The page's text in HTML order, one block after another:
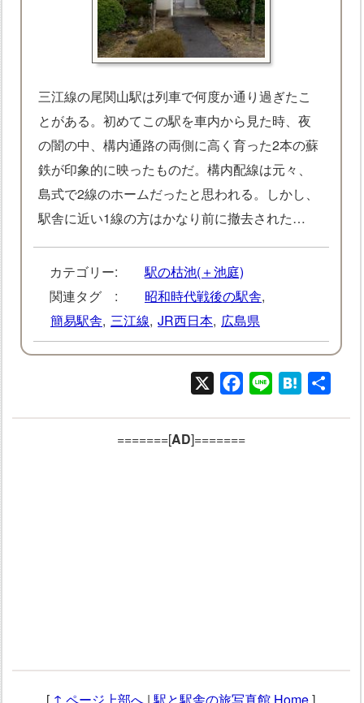
三江線の尾関山駅は列車で何度か通り過ぎたこ
とがある。初めてこの駅を車内から見た時、夜
の闇の中、構内通路の両側に高く育った2本の蘇
鉄が印象的に映ったものだ。構内配線は元々、
島式で2線のホームだったと思われる。しかし、
駅舎に近い1線の方はかなり前に撤去された…
カテゴリー:
駅の枯池(＋池庭)
関連タグ :
昭和時代戦後の駅舎,
簡易駅舎, 三江線, JR西日本, 広島県
Facebook
Line Hatena
=======[AD]=======